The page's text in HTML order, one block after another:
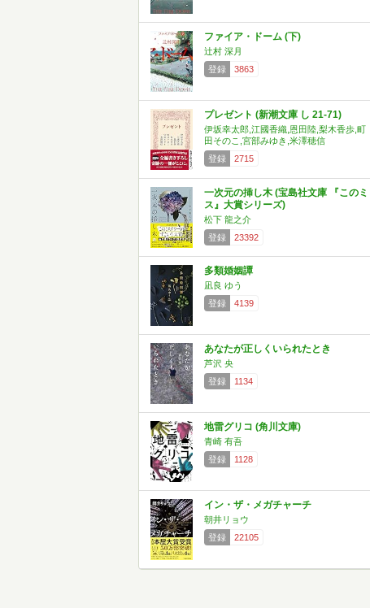
ファイア・ドーム (下)
辻村 深月
登録
3863
プレゼント (新潮文庫 し 21-71)
伊坂幸太郎,江國香織,恩田陸,梨木香歩,町
田そのこ,宮部みゆき,米澤穂信
登録
2715
一次元の挿し木 (宝島社文庫 『このミ
ス』大賞シリーズ)
松下 龍之介
登録
23392
多類婚姻譚
凪良 ゆう
登録
4139
あなたが正しくいられたとき
芦沢 央
登録
1134
地雷グリコ (角川文庫)
青崎 有吾
登録
1128
イン・ザ・メガチャーチ
朝井リョウ
登録
22105